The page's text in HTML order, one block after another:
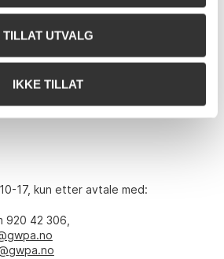
TILLAT UTVALG
IKKE TILLAT
AS
17, kun etter avtale med:
920 42 306,